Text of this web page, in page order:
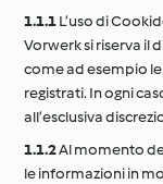
1.1.1L’uso di
Vorwerk si riserva il
come ad esempio
registrati. In ogni
all’esclusiva
1.1.2Al momento
le informazioni in